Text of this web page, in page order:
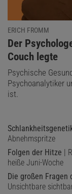
ERICH FROMM
:
Der
Couch legte
Psychische
Psychoanalytiker
ist.
Abnehmspritze
Folgen der Hitze |
heiße Juni-Woche
Die großen Fragen
Unsichtbare